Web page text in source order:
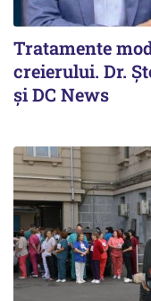
Tratamente
creierului. Dr.
și DC News